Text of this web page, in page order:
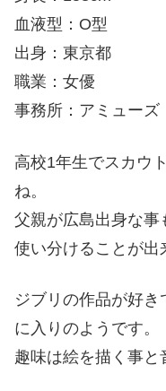
血液型：O型
出身：東京都
職業：女優
事務所：アミューズ
高校1年生でスカウ
ね。
父親が広島出身な事
使い分けることが出
ジブリの作品が好
に入りのようです。
趣味は絵を描く事と